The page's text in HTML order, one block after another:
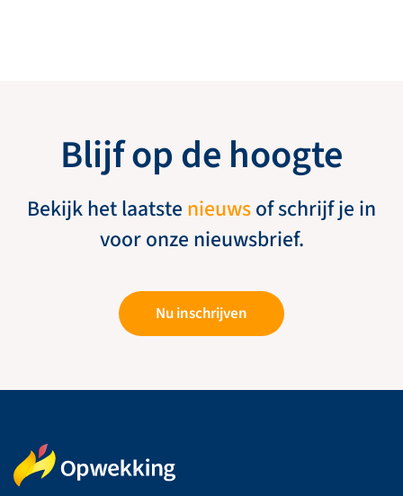
Blijf op de hoogte
Bekijk het laatste nieuwsof schrijf je in
voor onze nieuwsbrief.
Nu inschrijven